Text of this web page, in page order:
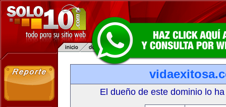
El dueño de este dominio lo